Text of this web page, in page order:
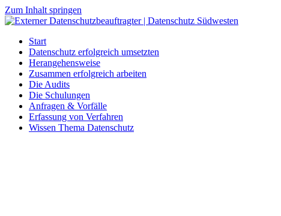
Zum Inhalt springen
Start
Datenschutz erfolgreich umsetzten
Herangehensweise
Zusammen erfolgreich arbeiten
Die Audits
Die Schulungen
Anfragen & Vorfälle
Erfassung von Verfahren
Wissen Thema Datenschutz